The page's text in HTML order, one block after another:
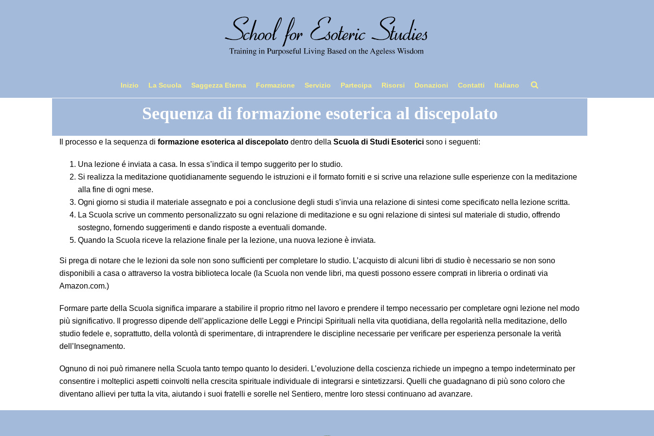
Inizio La Scuola Saggezza Eterna Formazione Servizio Partecipa Risorsi Donazioni Contatti Italiano
Sequenza di formazione esoterica al discepolato
Il processo e la sequenza di formazione esoterica al discepolato dentro della Scuola di Studi Esoterici sono i seguenti:
Una lezione é inviata a casa. In essa s’indica il tempo suggerito per lo studio.
Si realizza la meditazione quotidianamente seguendo le istruzioni e il formato forniti e si scrive una relazione sulle esperienze con la meditazione
alla fine di ogni mese.
Ogni giorno si studia il materiale assegnato e poi a conclusione degli studi s’invia una relazione di sintesi come specificato nella lezione scritta.
La Scuola scrive un commento personalizzato su ogni relazione di meditazione e su ogni relazione di sintesi sul materiale di studio, offrendo
sostegno, fornendo suggerimenti e dando risposte a eventuali domande.
Quando la Scuola riceve la relazione finale per la lezione, una nuova lezione è inviata.
Si prega di notare che le lezioni da sole non sono sufficienti per completare lo studio. L’acquisto di alcuni libri di studio è necessario se non sono
disponibili a casa o attraverso la vostra biblioteca locale (la Scuola non vende libri, ma questi possono essere comprati in libreria o ordinati via
Amazon.com.)
Formare parte della Scuola significa imparare a stabilire il proprio ritmo nel lavoro e prendere il tempo necessario per completare ogni lezione nel modo
più significativo. Il progresso dipende dell’applicazione delle Leggi e Principi Spirituali nella vita quotidiana, della regolarità nella meditazione, dello
studio fedele e, soprattutto, della volontà di sperimentare, di intraprendere le discipline necessarie per verificare per esperienza personale la verità
dell’Insegnamento.
Ognuno di noi può rimanere nella Scuola tanto tempo quanto lo desideri. L’evoluzione della coscienza richiede un impegno a tempo indeterminato per
consentire i molteplici aspetti coinvolti nella crescita spirituale individuale di integrarsi e sintetizzarsi. Quelli che guadagnano di più sono coloro che
diventano allievi per tutta la vita, aiutando i suoi fratelli e sorelle nel Sentiero, mentre loro stessi continuano ad avanzare.